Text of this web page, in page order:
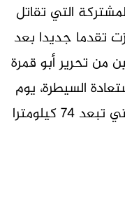
التي تقاتل
تقدما جديدا بعد
من تحرير أبو قمرة
السيطرة، يوم
الثلاثاء، على منطقة جبل مون التي تبعد 74 كيلومترا